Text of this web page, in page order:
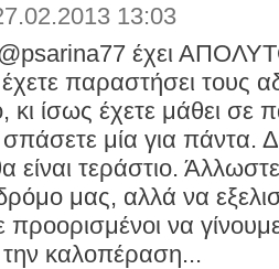
13:03
έχει
έχετε παραστήσει τους
ίσως έχετε μάθει σε
μία για πάντα.
είναι τεράστιο.
μας, αλλά να
να
την καλοπέραση...